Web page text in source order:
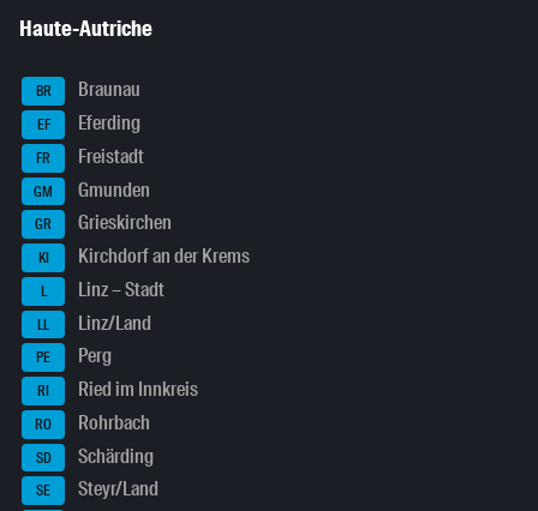
Haute-Autriche
BR Braunau
EF Eferding
FR Freistadt
GM Gmunden
GR Grieskirchen
KI Kirchdorf an der Krems
L Linz – Stadt
LL Linz/Land
PE Perg
RI Ried im Innkreis
RO Rohrbach
SD Schärding
SE
Steyr/Land